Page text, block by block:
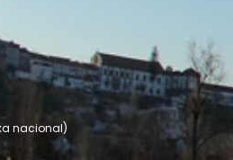
nacional)